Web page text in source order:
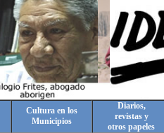
Cultura en los
Municipios
Diarios,
revistas y
otros papeles